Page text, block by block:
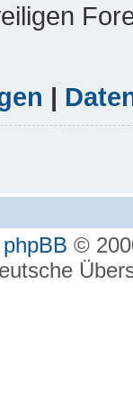
|
phpBB ©